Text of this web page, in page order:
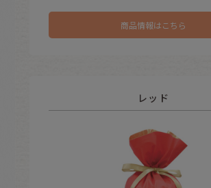
商品情報はこちら
レッド